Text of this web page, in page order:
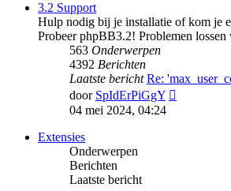
3.2 Support
Hulp nodig bij je installatie of kom je
Probeer phpBB3.2! Problemen lossen
563 Onderwerpen
4392 Berichten
Laatste bericht Re:
door SpIdErPiGgY
04 mei 2024, 04:24
Extensies
Onderwerpen
Berichten
Laatste bericht